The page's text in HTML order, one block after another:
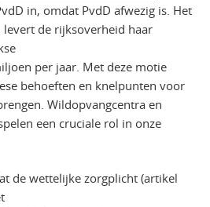
in, omdat PvdD afwezig is. Het
levert de rijksoverheid haar
per jaar. Met deze motie
behoeften en knelpunten voor
Wildopvangcentra en
een cruciale rol in onze
de wettelijke zorgplicht (artikel